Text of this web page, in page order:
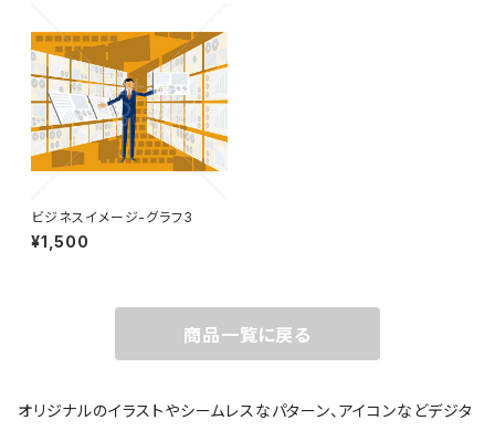
ビジネスイメージ-グラフ3
¥1,500
商品一覧に戻る
オリジナルのイラストやシームレスなパターン、アイコンなどデジタ